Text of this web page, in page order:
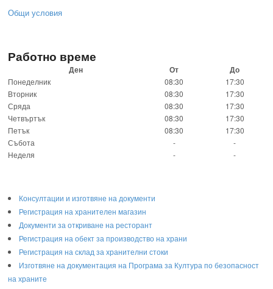
Общи условия
Работно време
Ден От До
Понеделник 08:30
17:30
Вторник
08:30
17:30
Сряда
08:30
17:30
Четвъртък
08:30
17:30
Петък
08:30
17:30
Събота
-
-
Неделя
- -
Консултации и изготвяне на документи
Регистрация на хранителен магазин
Документи за откриване на ресторант
Регистрация на обект за производство на храни
Регистрация на склад за хранителни стоки
Изготвяне на документация на Програма за Култура по безопасност
на храните